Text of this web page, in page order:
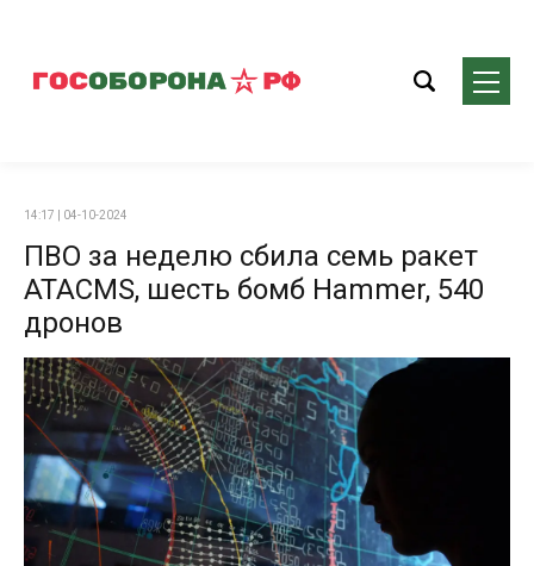
14:17 | 04-10-2024
ПВО за неделю сбила семь ракет
ATACMS, шесть бомб Hammer, 540
дронов